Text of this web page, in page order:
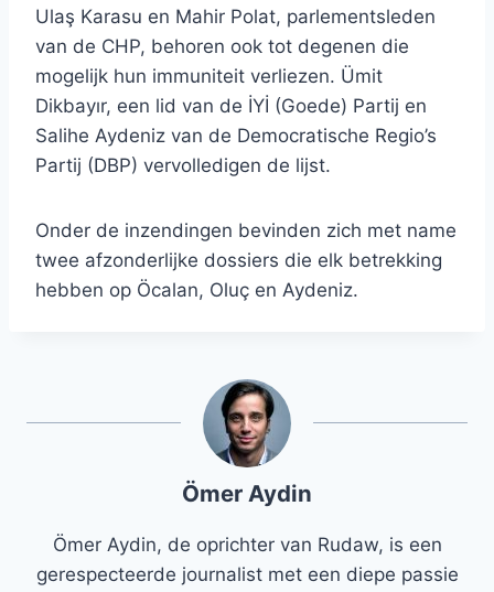
Ulaş Karasu en Mahir Polat, parlementsleden
van de CHP, behoren ook tot degenen die
mogelijk hun immuniteit verliezen. Ümit
Dikbayır, een lid van de İYİ (Goede) Partij en
Salihe Aydeniz van de Democratische Regio’s
Partij (DBP) vervolledigen de lijst.
Onder de inzendingen bevinden zich met name
twee afzonderlijke dossiers die elk betrekking
hebben op Öcalan, Oluç en Aydeniz.
Ömer Aydin
Ömer Aydin, de oprichter van Rudaw, is een
gerespecteerde journalist met een diepe passie